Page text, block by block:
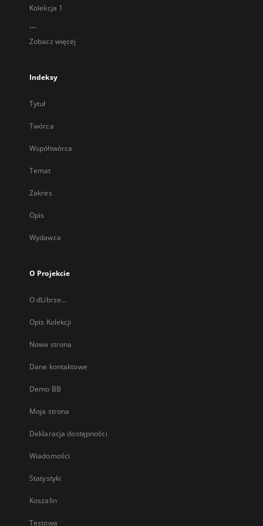
Kolekcja 1
...
Zobacz więcej
Indeksy
Tytuł
Twórca
Współtwórca
Temat
Zakres
Opis
Wydawca
O Projekcie
O dLibrze...
Opis Kolekcji
Nowa strona
Dane kontaktowe
Demo BB
Moja strona
Deklaracja dostępności
Wiadomości
Statystyki
Koszalin
Testowa